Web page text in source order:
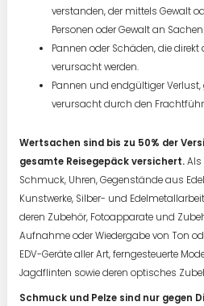
verstanden, der mittels Gewalt
Personen oder Gewalt an
Pannen oder Schäden, die
verursacht werden.
Pannen und endgültiger Verlust,
verursacht durch den
Wertsachen sind bis zu 50% der
gesamte Reisegepäck versichert.Als
Schmuck, Uhren, Gegenstände aus
Kunstwerke, Silber- und
deren Zubehör, Fotoapparate und
Aufnahme oder Wiedergabe von Ton
EDV-Geräte aller Art, ferngesteuerte
Jagdflinten sowie deren optisches
Schmuck und Pelze sind nur gegen